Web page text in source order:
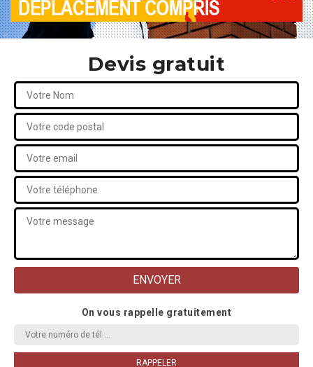
Devis gratuit
On vous rappelle gratuitement